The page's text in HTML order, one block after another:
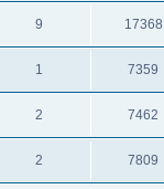
9 17368
1 7359
2 7462
2 7809